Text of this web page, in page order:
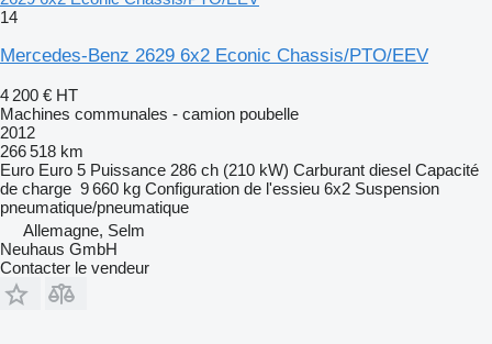
14
Mercedes-Benz 2629 6x2 Econic Chassis/PTO/EEV
4 200 € HT
Machines communales - camion poubelle
2012
266 518 km
Euro Euro 5 Puissance 286 ch (210 kW) Carburant diesel Capacité
de charge 9 660 kg Configuration de l'essieu 6x2 Suspension
pneumatique/pneumatique
Allemagne, Selm
Neuhaus GmbH
Contacter le vendeur